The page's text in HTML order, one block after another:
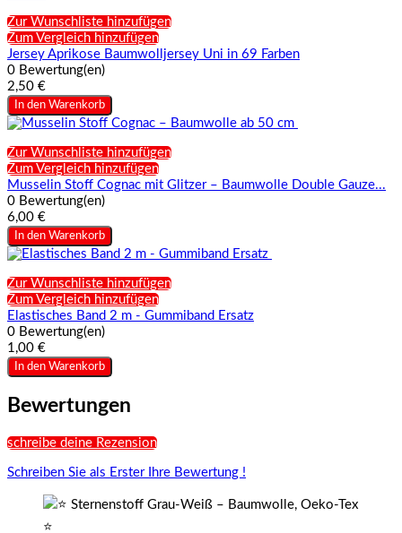
Zur Wunschliste hinzufügen
Zum Vergleich hinzufügen
Jersey Aprikose Baumwolljersey Uni in 69 Farben
0 Bewertung(en)
2,50 €
In den Warenkorb
Zur Wunschliste hinzufügen
Zum Vergleich hinzufügen
Musselin Stoff Cognac mit Glitzer – Baumwolle Double Gauze...
0 Bewertung(en)
6,00 €
In den Warenkorb
Zur Wunschliste hinzufügen
Zum Vergleich hinzufügen
Elastisches Band 2 m - Gummiband Ersatz
0 Bewertung(en)
1,00 €
In den Warenkorb
Bewertungen
schreibe deine Rezension
Schreiben Sie als Erster Ihre Bewertung !